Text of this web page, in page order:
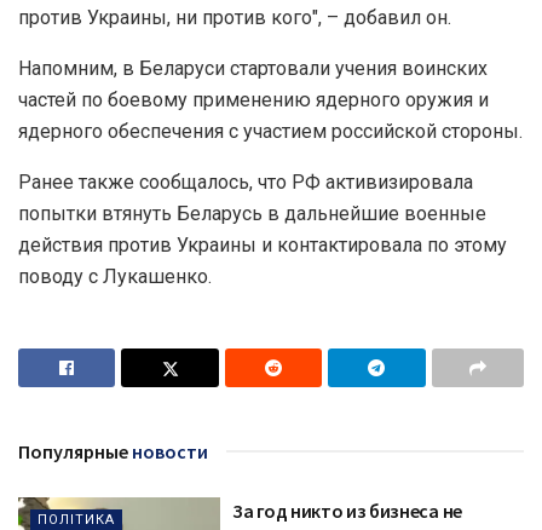
против Украины, ни против кого", – добавил он.
Напомним, в Беларуси стартовали учения воинских
частей по боевому применению ядерного оружия и
ядерного обеспечения с участием российской стороны.
Ранее также сообщалось, что РФ активизировала
попытки втянуть Беларусь в дальнейшие военные
действия против Украины и контактировала по этому
поводу с Лукашенко.
Популярные новости
ПОЛІТИКА
За год никто из бизнеса не